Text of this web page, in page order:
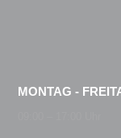
MONTAG -